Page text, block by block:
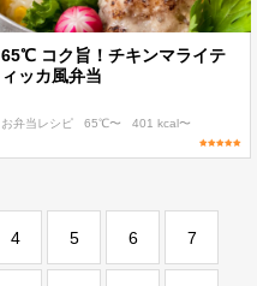
65℃ コク旨！チキンマライテ
ィッカ風弁当
お弁当レシピ 65℃〜 401 kcal〜
4 5 6 7